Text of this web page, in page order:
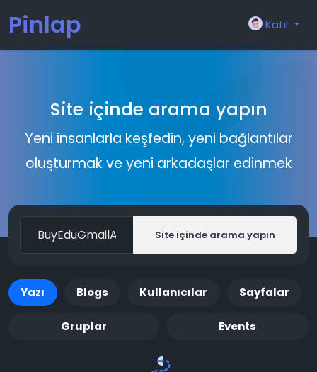
Pinlap Katıl
Site içinde arama yapın
Yeni insanlarla keşfedin, yeni bağlantılar
oluşturmak ve yeni arkadaşlar edinmek
Site içinde arama yapın
Yazı Blogs Kullanıcılar Sayfalar
Gruplar Events